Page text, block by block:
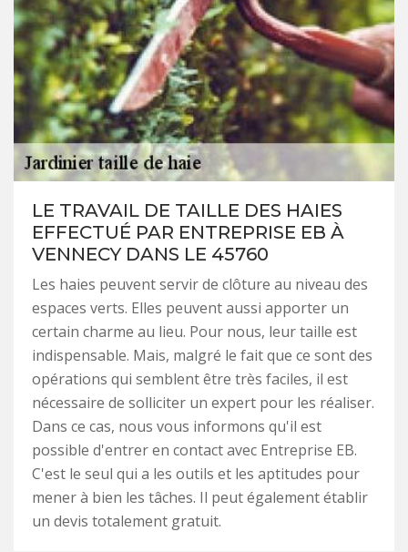
LE TRAVAIL DE TAILLE DES HAIES
EFFECTUÉ PAR ENTREPRISE EB À
VENNECY DANS LE 45760
Les haies peuvent servir de clôture au niveau des
espaces verts. Elles peuvent aussi apporter un
certain charme au lieu. Pour nous, leur taille est
indispensable. Mais, malgré le fait que ce sont des
opérations qui semblent être très faciles, il est
nécessaire de solliciter un expert pour les réaliser.
Dans ce cas, nous vous informons qu'il est
possible d'entrer en contact avec Entreprise EB.
C'est le seul qui a les outils et les aptitudes pour
mener à bien les tâches. Il peut également établir
un devis totalement gratuit.